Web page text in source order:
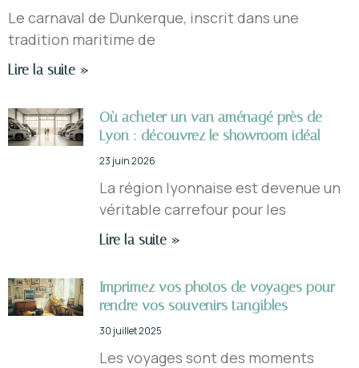
Le carnaval de Dunkerque, inscrit dans une
tradition maritime de
Lire la suite »
Où acheter un van aménagé près de
Lyon : découvrez le showroom idéal
23 juin 2026
La région lyonnaise est devenue un
véritable carrefour pour les
Lire la suite »
Imprimez vos photos de voyages pour
rendre vos souvenirs tangibles
30 juillet 2025
Les voyages sont des moments